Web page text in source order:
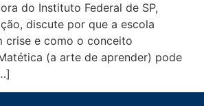
do Instituto Federal de SP,
discute por que a escola
crise e como o conceito
(a arte de aprender) pode